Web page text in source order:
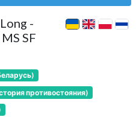
-
SF
противостояния)